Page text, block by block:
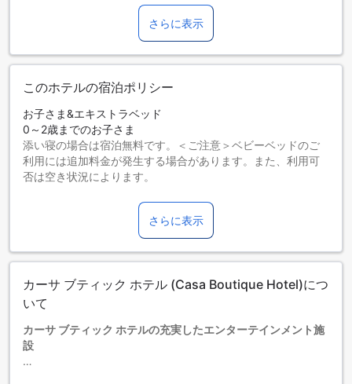
ロシア語
さらに表示
このホテルの宿泊ポリシー
お子さま&エキストラベッド
0～2歳までのお子さま
添い寝の場合は宿泊無料です。＜ご注意＞ベビーベッドのご
利用には追加料金が発生する場合があります。また、利用可
否は空き状況によります。
添い寝の場合は宿泊無料です。
13歳以上の宿泊者は大人とみなされます。
エキストラベッドの追加可否は、ルームタイプにより異なり
ます。各ルームタイプ欄の記載をお確かめください。ルーム
ていない場合は、エキストラベッドの追加はできません。
【ご注意】6部屋以上をご予約の場合は、異なるご予約条件や
さらに表示
カーサ ブティック ホテル (Casa Boutique Hotel)につ
いて
カーサ ブティック ホテルの充実したエンターテインメント施
設